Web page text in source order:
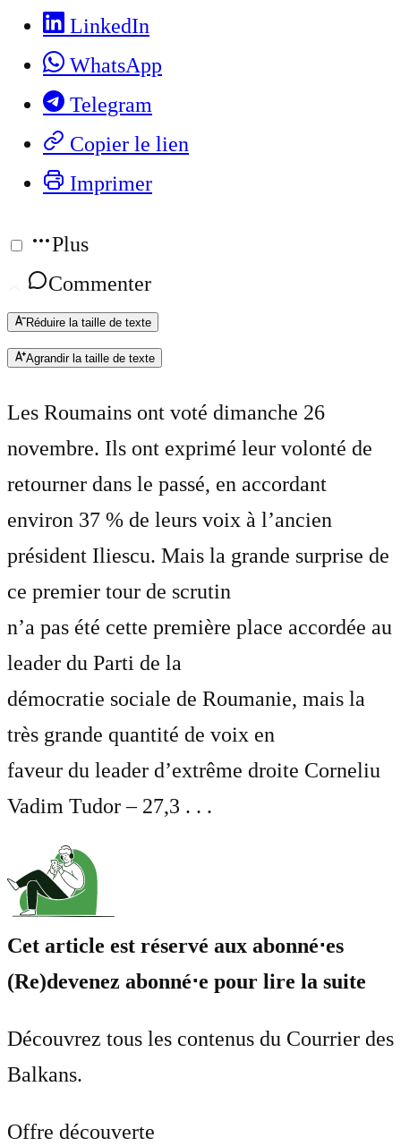
LinkedIn
WhatsApp
Telegram
Copier le lien
Imprimer
Plus
Commenter
Réduire la taille de texte
Agrandir la taille de texte
Les Roumains ont voté dimanche 26
novembre. Ils ont exprimé leur volonté de
retourner dans le passé, en accordant
environ 37 % de leurs voix à l’ancien
président Iliescu. Mais la grande surprise de
ce premier tour de scrutin
n’a pas été cette première place accordée au
leader du Parti de la
démocratie sociale de Roumanie, mais la
très grande quantité de voix en
faveur du leader d’extrême droite Corneliu
Vadim Tudor – 27,3 . . .
Cet article est réservé aux abonné⋅es
(Re)devenez abonné⋅e pour lire la suite
Découvrez tous les contenus du Courrier des
Balkans.
Offre découverte